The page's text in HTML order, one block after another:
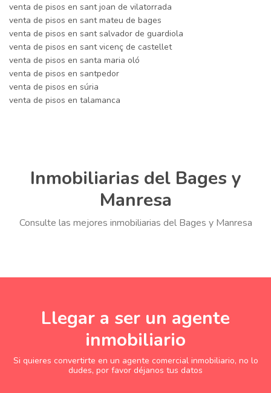
venta de pisos en sant joan de vilatorrada
venta de pisos en sant mateu de bages
venta de pisos en sant salvador de guardiola
venta de pisos en sant vicenç de castellet
venta de pisos en santa maria oló
venta de pisos en santpedor
venta de pisos en súria
venta de pisos en talamanca
Inmobiliarias del Bages y
Manresa
Consulte las mejores inmobiliarias del Bages y Manresa
Llegar a ser un agente
inmobiliario
Si quieres convertirte en un agente comercial inmobiliario, no lo
dudes, por favor déjanos tus datos